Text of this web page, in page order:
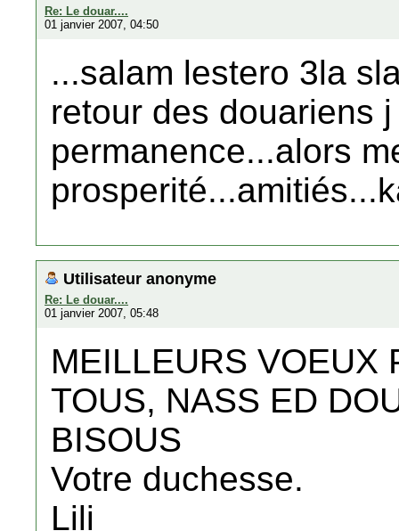
Re: Le douar....
01 janvier 2007, 04:50
...salam lestero 3la
retour des douariens
permanence...alors
Utilisateur anonyme
Re: Le douar....
01 janvier 2007, 05:48
MEILLEURS VOEUX
TOUS, NASS ED
BISOUS
Votre duchesse.
Lili